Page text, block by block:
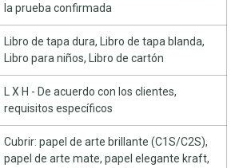
la prueba confirmada
Libro de tapa dura, Libro de tapa blanda,
Libro para niños, Libro de cartón
L X H - De acuerdo con los clientes,
requisitos específicos
Cubrir: papel de arte brillante (C1S/C2S),
papel de arte mate, papel elegante kraft,